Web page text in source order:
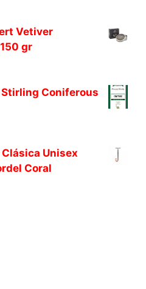
Vetiver
gr
Coniferous
Unisex
Coral